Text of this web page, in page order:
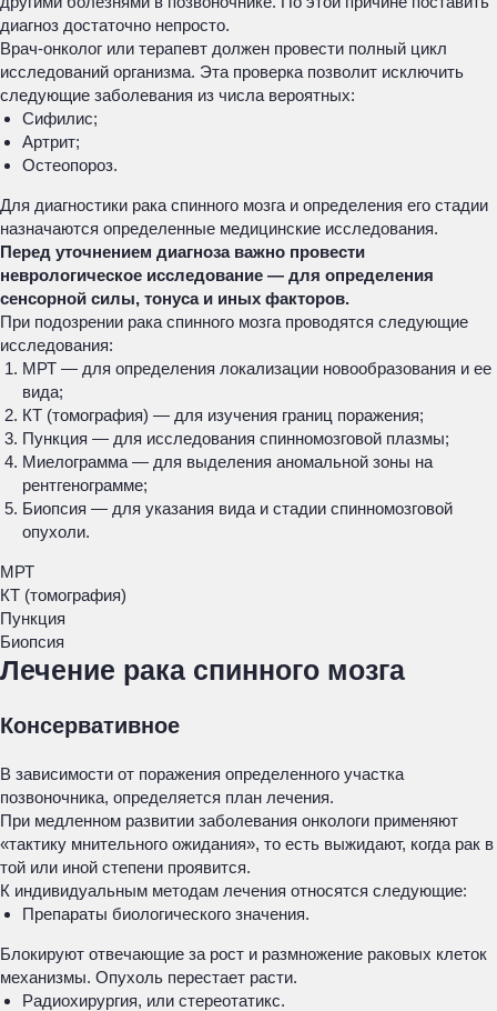
диагноз достаточно непросто.
Врач-онколог или терапевт должен провести полный цикл
исследований организма. Эта проверка позволит исключить
следующие заболевания из числа вероятных:
Сифилис;
Артрит;
Остеопороз.
Для диагностики рака спинного мозга и определения его стадии
назначаются определенные медицинские исследования.
Перед уточнением диагноза важно провести
неврологическое исследование — для определения
сенсорной силы, тонуса и иных факторов.
При подозрении рака спинного мозга проводятся следующие
исследования:
МРТ — для определения локализации новообразования и ее
вида;
КТ (томография) — для изучения границ поражения;
Пункция — для исследования спинномозговой плазмы;
Миелограмма — для выделения аномальной зоны на
рентгенограмме;
Биопсия — для указания вида и стадии спинномозговой
опухоли.
МРТ
КТ (томография)
Пункция
Биопсия
Лечение рака спинного мозга
Консервативное
В зависимости от поражения определенного участка
позвоночника, определяется план лечения.
При медленном развитии заболевания онкологи применяют
«тактику мнительного ожидания», то есть выжидают, когда рак в
той или иной степени проявится.
К индивидуальным методам лечения относятся следующие:
Препараты биологического значения.
Блокируют отвечающие за рост и размножение раковых клеток
механизмы. Опухоль перестает расти.
Радиохирургия, или стереотатикс.